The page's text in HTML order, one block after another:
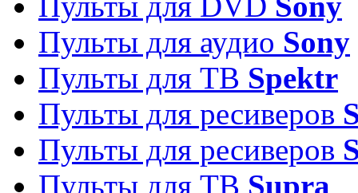
Пульты для аудио Sony
Пульты для ТВ Spektr
Пульты для ресиверов
Пульты для ресиверов
Пульты для ТВ Supra